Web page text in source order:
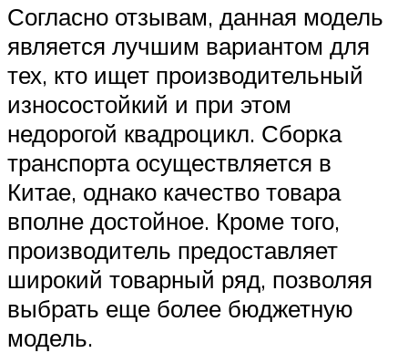
Согласно отзывам, данная модель
является лучшим вариантом для
тех, кто ищет производительный
износостойкий и при этом
недорогой квадроцикл. Сборка
транспорта осуществляется в
Китае, однако качество товара
вполне достойное. Кроме того,
производитель предоставляет
широкий товарный ряд, позволяя
выбрать еще более бюджетную
модель.